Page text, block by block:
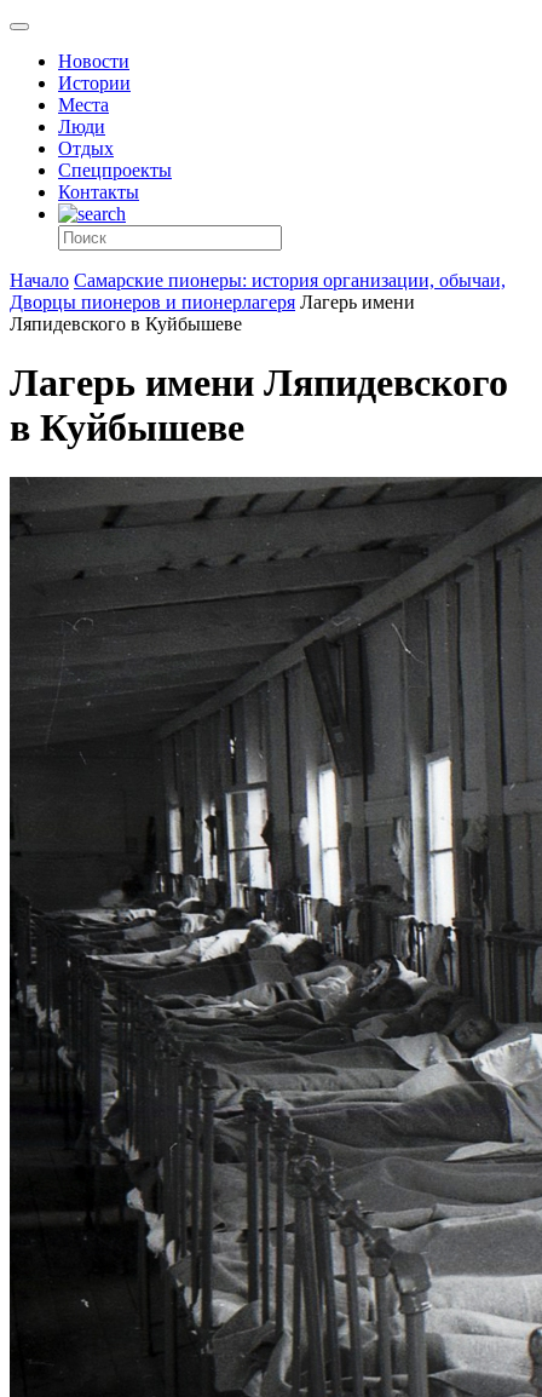
Новости
Истории
Места
Люди
Отдых
Спецпроекты
Контакты
Начало Самарские пионеры: история организации, обычаи,
Дворцы пионеров и пионерлагеря Лагерь имени
Ляпидевского в Куйбышеве
Лагерь имени Ляпидевского
в Куйбышеве